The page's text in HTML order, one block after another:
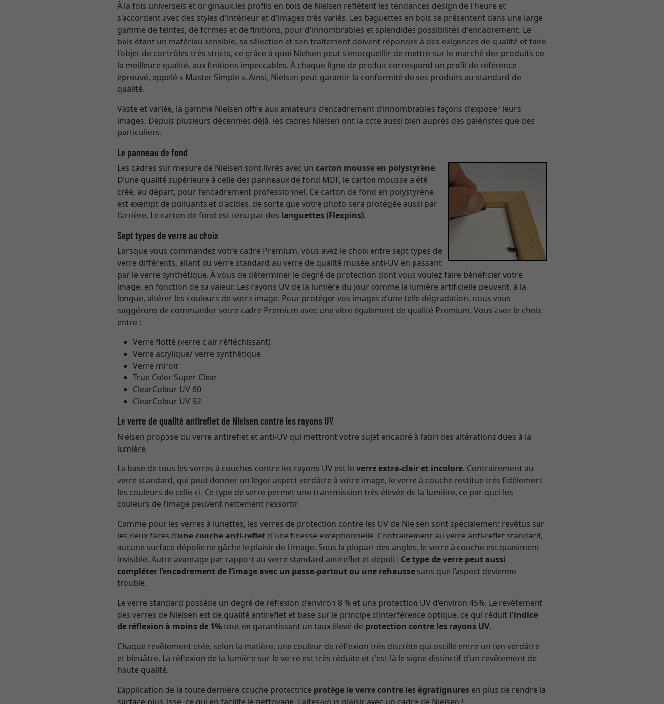
À la fois universels et originaux,les profils en bois de Nielsen reflètent les tendances design de l'heure et
s'accordent avec des styles d'intérieur et d'images très variés. Les baguettes en bois se présentent dans une large
gamme de teintes, de formes et de finitions, pour d'innombrables et splendides possibilités d'encadrement. Le
bois étant un matériau sensible, sa sélection et son traitement doivent répondre à des exigences de qualité et faire
l'objet de contrôles très stricts, ce grâce à quoi Nielsen peut s'enorgueillir de mettre sur le marché des produits de
la meilleure qualité, aux finitions impeccables. À chaque ligne de produit correspond un profil de référence
éprouvé, appelé « Master Simple ». Ainsi, Nielsen peut garantir la conformité de ses produits au standard de
qualité.
Vaste et variée, la gamme Nielsen offre aux amateurs d’encadrement d’innombrables façons d’exposer leurs
images. Depuis plusieurs décennies déjà, les cadres Nielsen ont la cote aussi bien auprès des galéristes que des
particuliers.
Le panneau de fond
Les cadres sur mesure de Nielsen sont livrés avec un carton mousse en polystyrène.
D’une qualité supérieure à celle des panneaux de fond MDF, le carton mousse a été
créé, au départ, pour l’encadrement professionnel. Ce carton de fond en polystyrène
est exempt de polluants et d'acides, de sorte que votre photo sera protégée aussi par
l'arrière. Le carton de fond est tenu par des languettes (Flexpins).
Sept types de verre au choix
Lorsque vous commandez votre cadre Premium, vous avez le choix entre sept types de
verre différents, allant du verre standard au verre de qualité musée anti-UV en passant
par le verre synthétique. À vous de déterminer le degré de protection dont vous voulez faire bénéficier votre
image, en fonction de sa valeur. Les rayons UV de la lumière du jour comme la lumière artificielle peuvent, à la
longue, altérer les couleurs de votre image. Pour protéger vos images d’une telle dégradation, nous vous
suggérons de commander votre cadre Premium avec une vitre également de qualité Premium. Vous avez le choix
entre :
Verre flotté (verre clair réfléchissant)
Verre acrylique/ verre synthétique
Verre miroir
True Color Super Clear
ClearColour UV 60
ClearColour UV 92
Le verre de qualité antireflet de Nielsen contre les rayons UV
Nielsen propose du verre antireflet et anti-UV qui mettront votre sujet encadré à l’abri des altérations dues à la
lumière.
La base de tous les verres à couches contre les rayons UV est leverre extra-clair et incolore. Contrairement au
verre standard, qui peut donner un léger aspect verdâtre à votre image, le verre à couche restitue très fidèlement
les couleurs de celle-ci. Ce type de verre permet une transmission très élevée de la lumière, ce par quoi les
couleurs de l’image peuvent nettement ressortir.
Comme pour les verres à lunettes, les verres de protection contre les UV de Nielsen sont spécialement revêtus sur
les deux faces d’une couche anti-reflet d'une finesse exceptionnelle. Contrairement au verre anti-reflet standard,
aucune surface dépolie ne gâche le plaisir de l'image. Sous la plupart des angles, le verre à couche est quasiment
invisible. Autre avantage par rapport au verre standard antireflet et dépoli : Ce type de verre peut aussi
compléter l’encadrement de l’image avec un passe-partout ou une rehausse sans que l’aspect devienne
trouble.
Le verre standard possède un degré de réflexion d’environ 8 % et une protection UV d’environ 45%. Le revêtement
des verres de Nielsen est de qualité antireflet et base sur le principe d’interférence optique, ce qui réduit l'indice
de réflexion à moins de 1%tout en garantissant un taux élevé de protection contre les rayons UV.
Chaque revêtement crée, selon la matière, une couleur de réflexion très discrète qui oscille entre un ton verdâtre
et bleuâtre. La réflexion de la lumière sur le verre est très réduite et c'est là le signe distinctif d’un revêtement de
haute qualité.
L’application de la toute dernière couche protectrice protège le verre contre les égratignures en plus de rendre la
surface plus lisse, ce qui en facilite le nettoyage. Faites-vous plaisir avec un cadre de Nielsen !